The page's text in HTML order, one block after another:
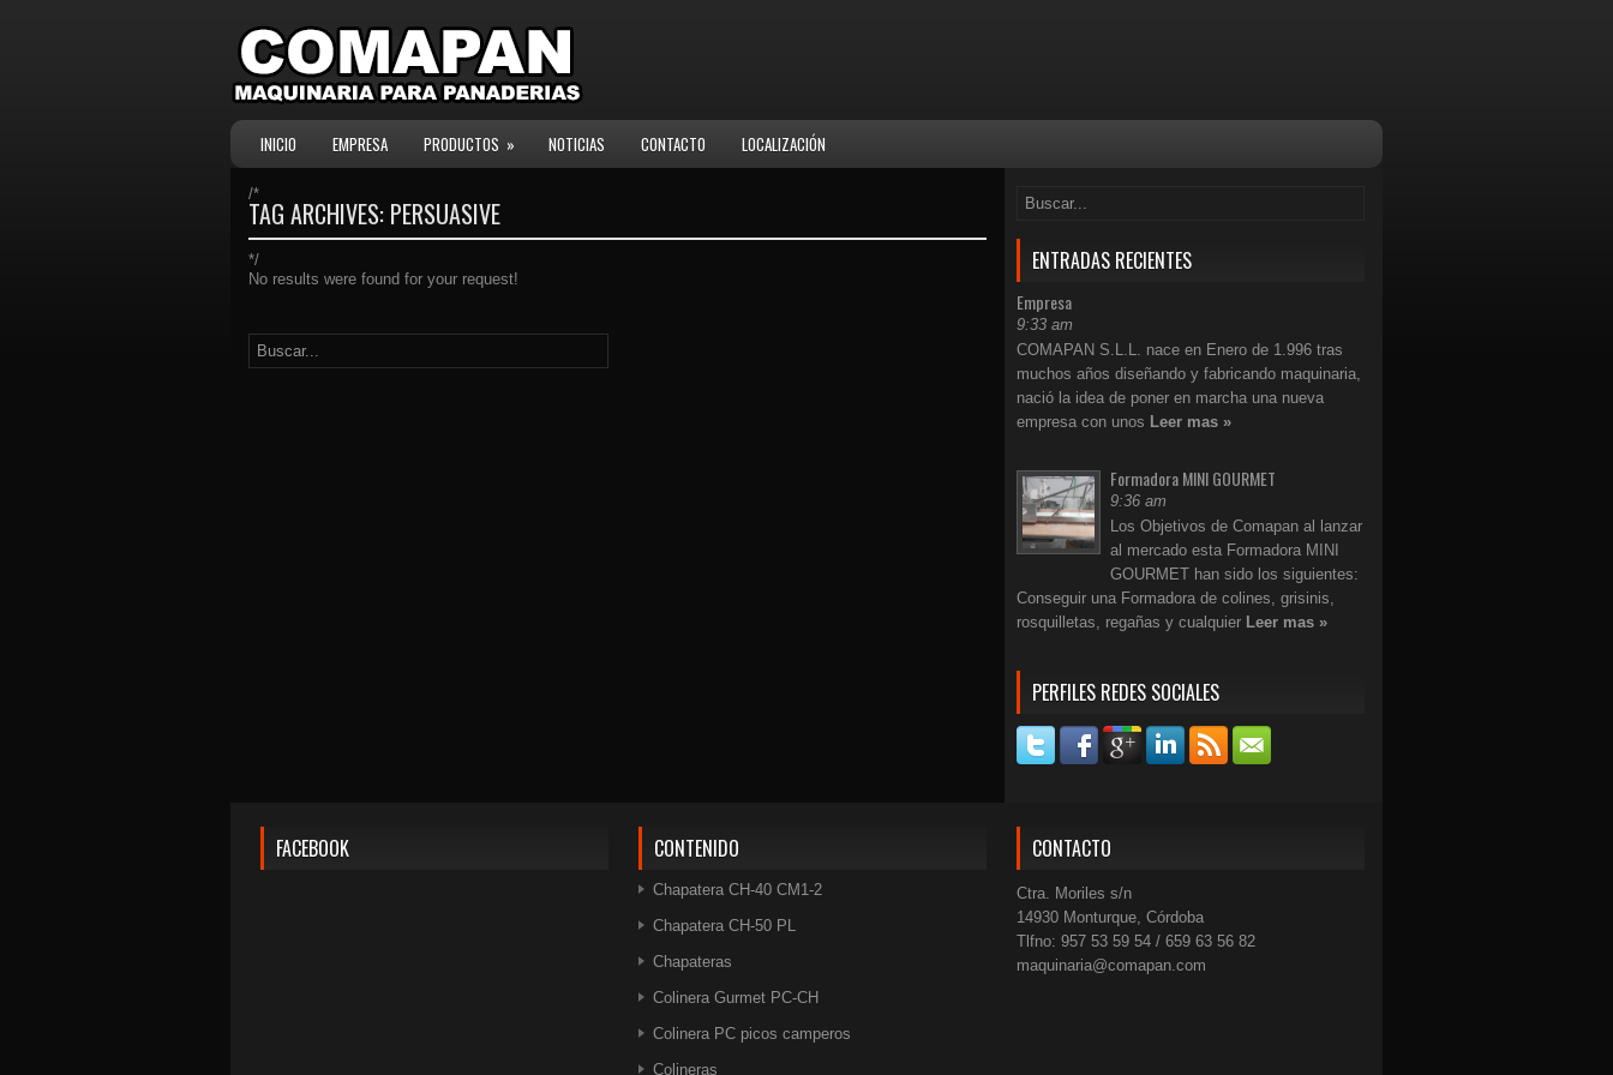
INICIO EMPRESA PRODUCTOS » NOTICIAS CONTACTO LOCALIZACIÓN
/*
TAG ARCHIVES: PERSUASIVE
*/
No results were found for your request!
ENTRADAS RECIENTES
Empresa
9:33 am
COMAPAN S.L.L. nace en Enero de 1.996 tras
muchos años diseñando y fabricando maquinaria,
nació la idea de poner en marcha una nueva
empresa con unos Leer mas »
Formadora MINI GOURMET
9:36 am
Los Objetivos de Comapan al lanzar
al mercado esta Formadora MINI
GOURMET han sido los siguientes:
Conseguir una Formadora de colines, grisinis,
rosquilletas, regañas y cualquier Leer mas »
PERFILES REDES SOCIALES
FACEBOOK CONTENIDO
Chapatera CH-40 CM1-2
Chapatera CH-50 PL
Chapateras
Colinera Gurmet PC-CH
Colinera PC picos camperos
Colineras
CONTACTO
Ctra. Moriles s/n
14930 Monturque, Córdoba
Tlfno: 957 53 59 54 / 659 63 56 82
maquinaria@comapan.com